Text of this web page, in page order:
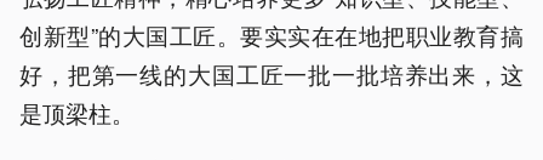
创新型”的大国工匠。要实实在在地把职业教育搞
好，把第一线的大国工匠一批一批培养出来，这
是顶梁柱。